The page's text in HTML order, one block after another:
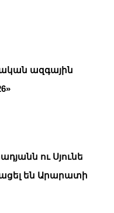
ազգային
ու Սյունե
են Արարատի